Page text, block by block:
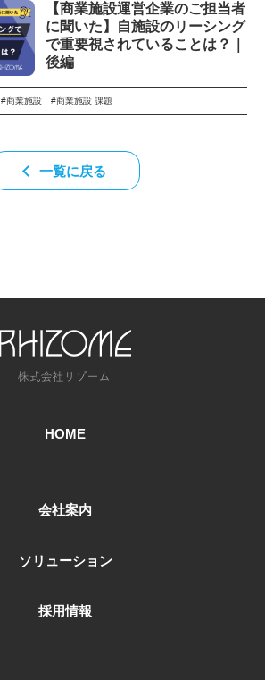
【商業施設運営企業のご担当者
に聞いた】自施設のリーシング
で重要視されていることは？｜
後編
#商業施設 #商業施設 課題
一覧に戻る
HOME
会社案内
ソリューション
採用情報